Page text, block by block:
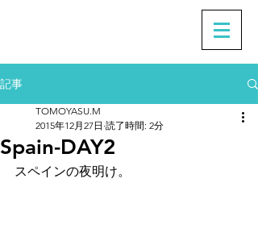
記事
Spain-DAY2
TOMOYASU.M
2015年12月27日 読了時間: 2分
スペインの夜明け。